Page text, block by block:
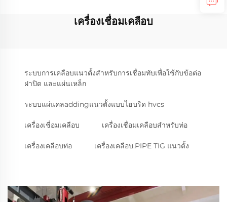
เครื่องเชื่อมเคลือบ
ระบบการเคลือบแนวตั้งสำหรับการเชื่อมทับเพื่อใช้กับข้อต่อ
ฝาปิด และแผ่นเหล็ก
ระบบแผ่นคลaddingแนวตั้งแบบไฮบริด hvcs
เครื่องเชื่อมเคลือบ เครื่องเชื่อมเคลือบสำหรับท่อ
เครื่องเคลือบท่อ เครื่องเคลือบ.PIPE TIG แนวตั้ง